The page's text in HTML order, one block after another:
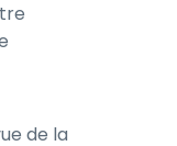
de la